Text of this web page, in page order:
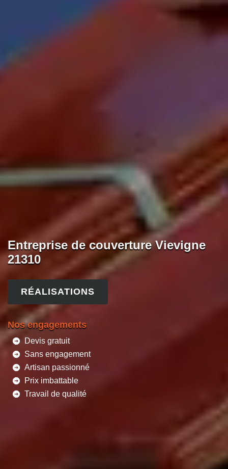
Entreprise de couverture Vievigne
21310
RÉALISATIONS
Nos engagements
Devis gratuit
Sans engagement
Artisan passionné
Prix imbattable
Travail de qualité